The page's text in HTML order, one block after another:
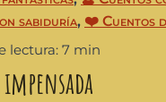
sabiduría, ❤️ Cuentos
lectura: 7 min